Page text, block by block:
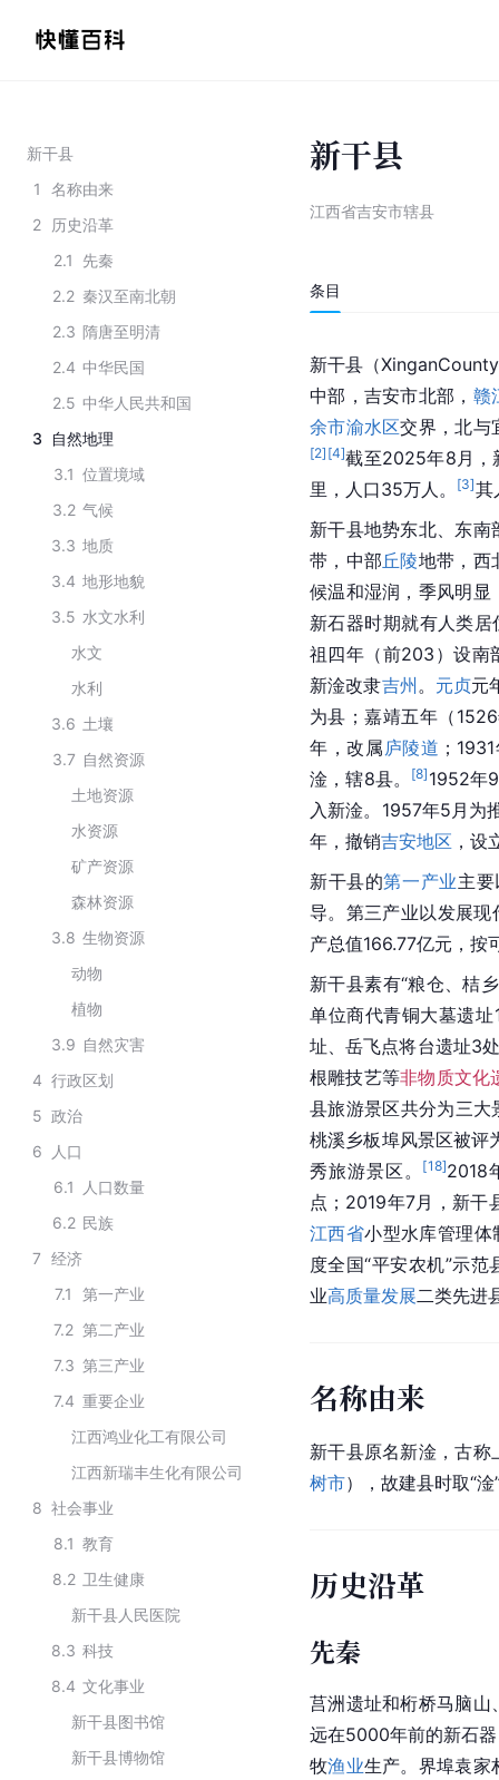
新干县
1
名称由来
2
历史沿革
2.1
先秦
2.2 秦汉至南北朝
2.3 隋唐至明清
2.4 中华民国
2.5 中华人民共和国
3
自然地理
3.1 位置境域
3.2 气候
3.3 地质
3.4 地形地貌
3.5 水文水利
水文
水利
3.6 土壤
3.7 自然资源
土地资源
水资源
矿产资源
森林资源
3.8 生物资源
动物
植物
3.9 自然灾害
4 行政区划
5 政治
6
人口
6.1
人口数量
6.2 民族
7 经济
7.1
第一产业
7.2 第二产业
7.3 第三产业
7.4 重要企业
江西鸿业化工有限公司
江西新瑞丰生化有限公司
8 社会事业
8.1 教育
8.2 卫生健康
新干县人民医院
8.3 科技
8.4 文化事业
新干县图书馆
新干县博物馆
新干县
江西省吉安市辖县
条目
新干县（
中部，吉安市北部， 赣
余市渝水区交界，北与
[2] [4]截至2025年8月，
里，人口35万人。
[3]其
新干县地势东北、东
带，中部 丘陵地带，西
候温和湿润，季风明显
新石器时期就有人类居
祖四年（前203）设南
新淦改隶吉州 。 元贞元
为县；嘉靖五年（
年，改属 庐陵道 ；
淦，辖8县。
[8] 1952年
入新淦。1957年5月为
年，撤销吉安地区 ，设
新干县的第一产业主要
导。第三产业以发展现
产总值166.77亿元，按
新干县素有“粮仓、桔
单位商代青铜大墓遗
址、岳飞点将台遗址3
根雕技艺等非物质文化
县旅游景区共分为三大
桃溪乡板埠风景区被评
秀旅游景区。
[18]2018
点；2019年7月，新干
江西省小型水库管理体
度全国“平安农机”示范
业高质量发展二类先进
名称由来
新干县原名新淦，古
树市），故建县时取“
历史沿革
先秦
莒洲遗址和桁桥马脑山
远在5000年前的新石
牧渔业生产。界埠袁家